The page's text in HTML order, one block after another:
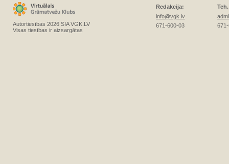
Autortiesības 2026 SIA VGK.LV
Visas tiesības ir aizsargātas
Redakcija:
info@vgk.lv
671-600-03